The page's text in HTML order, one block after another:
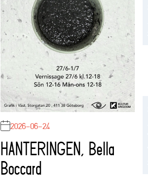
2026-06-24
HANTERINGEN, Bella
Boccard